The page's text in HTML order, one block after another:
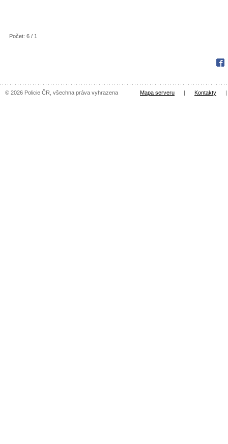
Počet: 6 / 1
© 2026 Policie ČR, všechna práva vyhrazena Mapa serveru | Kontakty |